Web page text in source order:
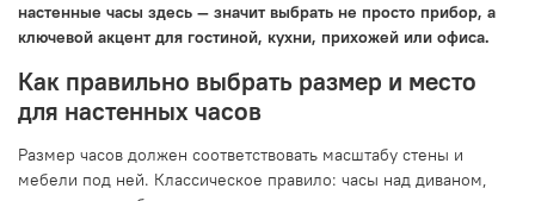
настенные часы здесь — значит выбрать не просто прибор, а
ключевой акцент для гостиной, кухни, прихожей или офиса.
Как правильно выбрать размер и место
для настенных часов
Размер часов должен соответствовать масштабу стены и
мебели под ней. Классическое правило: часы над диваном,